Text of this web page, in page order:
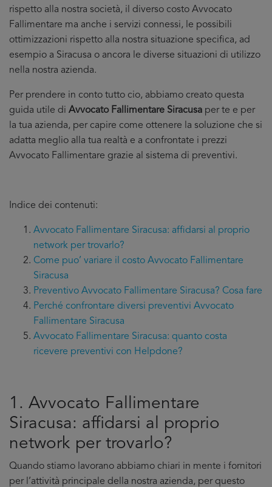
rispetto alla nostra società, il diverso costo Avvocato
Fallimentare ma anche i servizi connessi, le possibili
ottimizzazioni rispetto alla nostra situazione specifica, ad
esempio a Siracusa o ancora le diverse situazioni di utilizzo
nella nostra azienda.
Per prendere in conto tutto cio, abbiamo creato questa
guida utile di Avvocato Fallimentare Siracusa per te e per
la tua azienda, per capire come ottenere la soluzione che si
adatta meglio alla tua realtà e a confrontate i prezzi
Avvocato Fallimentare grazie al sistema di preventivi.
Indice dei contenuti:
Avvocato Fallimentare Siracusa: affidarsi al proprio
network per trovarlo?
Come puo’ variare il costo Avvocato Fallimentare
Siracusa
Preventivo Avvocato Fallimentare Siracusa? Cosa fare
Perché confrontare diversi preventivi Avvocato
Fallimentare Siracusa
Avvocato Fallimentare Siracusa: quanto costa
ricevere preventivi con Helpdone?
1. Avvocato Fallimentare
Siracusa: affidarsi al proprio
network per trovarlo?
Quando stiamo lavorano abbiamo chiari in mente i fornitori
per l’attività principale della nostra azienda, per questo